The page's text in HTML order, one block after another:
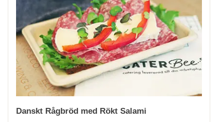
Danskt Rågbröd med Rökt Salami